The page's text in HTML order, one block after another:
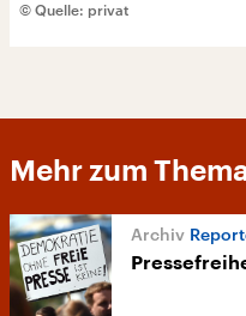
© Quelle: privat
Mehr zum